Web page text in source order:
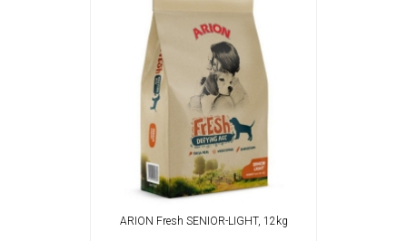
ARION Fresh SENIOR-LIGHT, 12kg